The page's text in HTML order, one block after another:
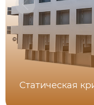
Статическая